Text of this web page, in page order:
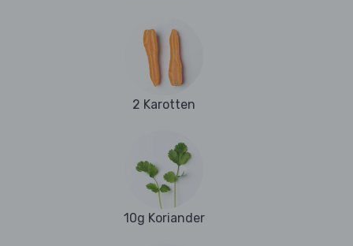
2 Karotten
10g Koriander